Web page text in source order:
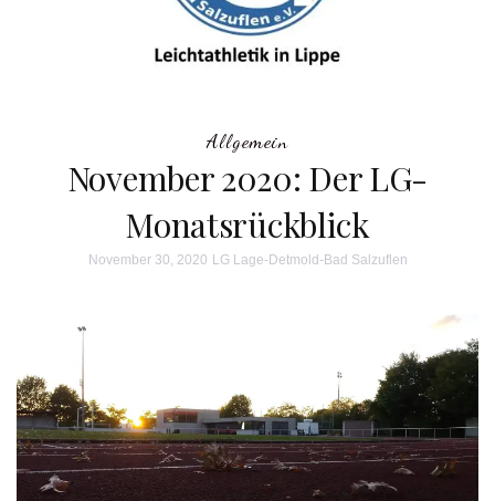
Allgemein
November 2020: Der LG-
Monatsrückblick
November 30, 2020 LG Lage-Detmold-Bad Salzuflen